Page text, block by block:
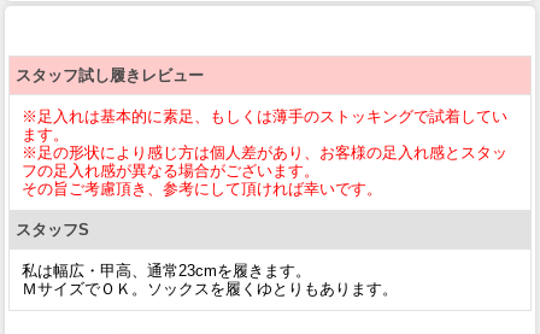
スタッフ試し履きレビュー
※足入れは基本的に素足、もしくは薄手のストッキングで試着してい
ます。
※足の形状により感じ方は個人差があり、お客様の足入れ感とスタッ
フの足入れ感が異なる場合がございます。
その旨ご考慮頂き、参考にして頂ければ幸いです。
スタッフS
私は幅広・甲高、通常23cmを履きます。
ＭサイズでＯＫ。ソックスを履くゆとりもあります。